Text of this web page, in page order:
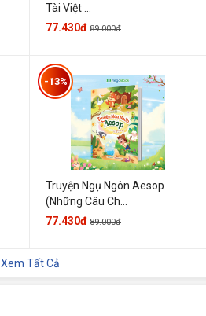
Tài Việt ...
77.430đ 89.000đ
Truyện Ngụ Ngôn Aesop
(Những Câu Ch...
-13%
77.430đ 89.000đ
Xem Tất Cả